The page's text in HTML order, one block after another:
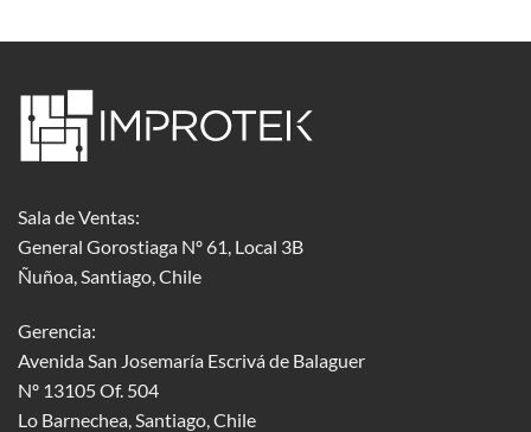
Sala de Ventas:
General Gorostiaga Nº 61, Local 3B
Ñuñoa, Santiago, Chile
Gerencia:
Avenida San Josemaría Escrivá de Balaguer
Nº 13105 Of. 504
Lo Barnechea , Santiago, Chile